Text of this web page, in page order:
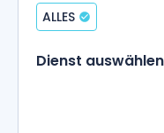
ALLES
Dienst auswählen